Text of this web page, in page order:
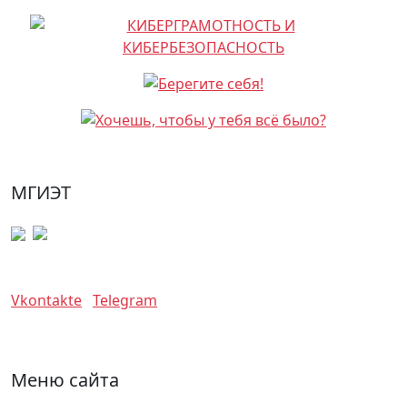
МГИЭТ
Vkontakte Telegram
Меню сайта